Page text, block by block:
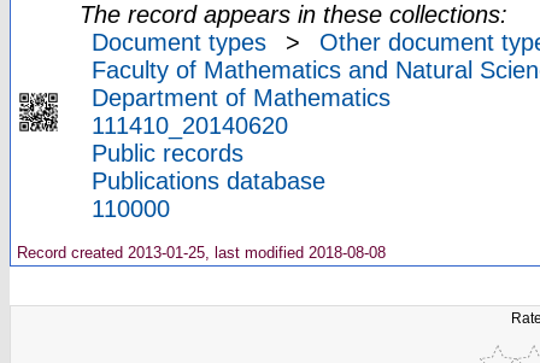
The record appears in these collections:
Document types
>
Other document
Faculty of Mathematics and Natural
Department of Mathematics
111410_20140620
Public records
Publications database
110000
Record created 2013-01-25, last modified 2018-08-08